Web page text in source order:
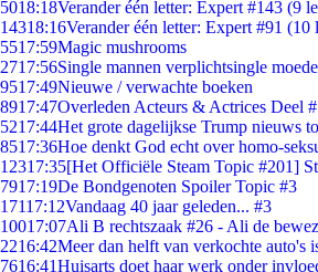
5018:18Verander één letter: Expert #143 (9
14318:16Verander één letter: Expert #91 (10
5517:59Magic mushrooms
2717:56Single mannen verplichtsingle
9517:49Nieuwe / verwachte boeken
8917:47Overleden Acteurs & Actrices Deel
5217:44Het grote dagelijkse Trump nieuws
8517:36Hoe denkt God echt over homo-
12317:35[Het Officiële Steam Topic #201]
7917:19De Bondgenoten Spoiler Topic #3
17117:12Vandaag 40 jaar geleden... #3
10017:07Ali B rechtszaak #26 - Ali de
2216:42Meer dan helft van verkochte auto's
7616:41Huisarts doet haar werk onder